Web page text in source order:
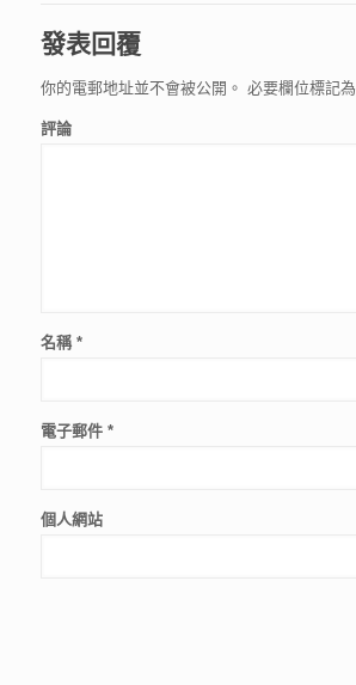
發表回覆
你的電郵地址並不會被公開。 必要欄位標記為
評論
名稱 *
電子郵件 *
個人網站